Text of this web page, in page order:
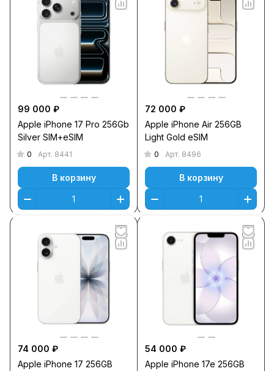
99 000 ₽
Apple iPhone 17 Pro 256Gb
Silver SIM+eSIM
0 Арт. 8441
В корзину
72 000 ₽
Apple iPhone Air 256GB
Light Gold eSIM
0 Арт. 8496
В корзину
74 000 ₽
Apple iPhone 17 256GB
54 000 ₽
Apple iPhone 17e 256GB